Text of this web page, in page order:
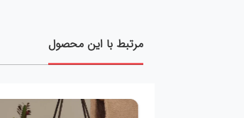
مرتبط با این محصول